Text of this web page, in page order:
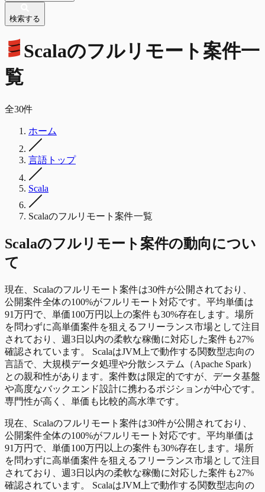
検索する
Scalaのフルリモート 案件一
覧
全30件
ホーム
言語トップ
Scala
Scalaのフルリモート案件一覧
Scalaのフルリモート 案件の動向につい
て
現在、Scalaのフルリモート案件は30件が公開されており、
公開案件全体の100%がフルリモート対応です。平均単価は
91万円で、単価100万円以上の案件も30%存在します。場所
を問わずに高単価案件を狙えるフリーランス市場として注目
されており、週3日以内の柔軟な稼働に対応した案件も27%
確認されています。 ScalaはJVM上で動作する関数型志向の
言語で、大規模データ処理や分散システム（Apache Spark）
との親和性があります。案件数は限定的ですが、データ基盤
や高度なバックエンド設計に携わるポジションが中心です。
専門性が高く、単価も比較的高水準です。
現在、Scalaのフルリモート案件は30件が公開されており、
公開案件全体の100%がフルリモート対応です。平均単価は
91万円で、単価100万円以上の案件も30%存在します。場所
を問わずに高単価案件を狙えるフリーランス市場として注目
されており、週3日以内の柔軟な稼働に対応した案件も27%
確認されています。 ScalaはJVM上で動作する関数型志向の